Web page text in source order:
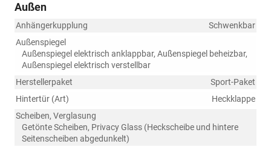
Außen
Anhängerkupplung
Schwenkbar
Außenspiegel
Außenspiegel elektrisch anklappbar, Außenspiegel beheizbar,
Außenspiegel elektrisch verstellbar
Herstellerpaket
Sport-Paket
Hintertür (Art)
Heckklappe
Scheiben, Verglasung
Getönte Scheiben, Privacy Glass (Heckscheibe und hintere
Seitenscheiben abgedunkelt)